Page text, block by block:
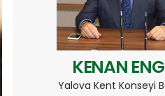
KENAN
Yalova Kent Konseyi